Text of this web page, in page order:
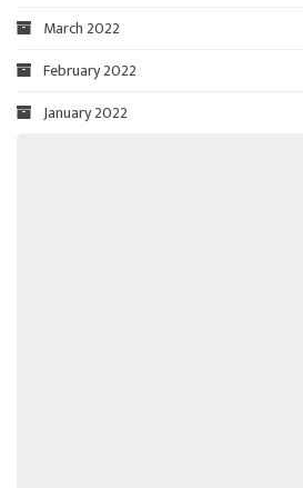
March 2022
February 2022
January 2022